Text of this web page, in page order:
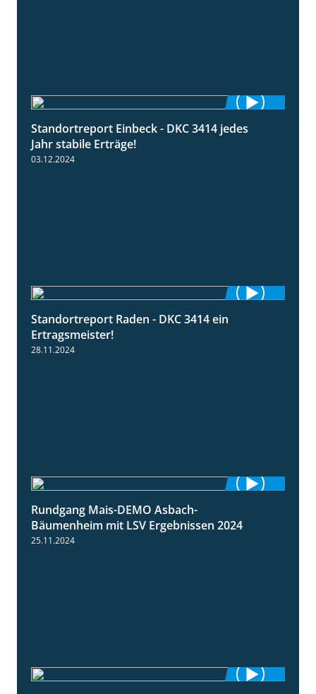
1:49
Standortreport Einbeck - DKC 3414 jedes
Jahr stabile Erträge!
03.12.2024
Standortreport Raden - DKC 3414 ein
Ertragsmeister!
28.11.2024
Rundgang Mais-DEMO Asbach-
Bäumenheim mit LSV Ergebnissen 2024
25.11.2024